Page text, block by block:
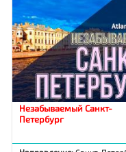
Незабываемый Санкт-
Петербург